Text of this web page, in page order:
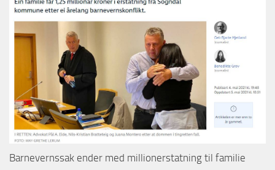
Barnevernssak ender med millionerstatning til familie